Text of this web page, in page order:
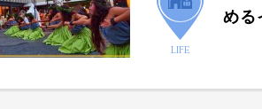
LIFE
める